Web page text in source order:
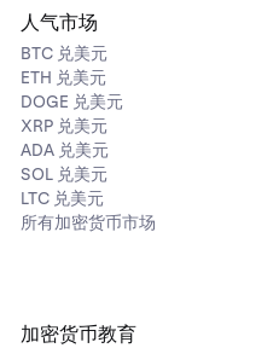
人气市场
BTC 兑美元
ETH 兑美元
DOGE 兑美元
XRP 兑美元
ADA 兑美元
SOL 兑美元
LTC 兑美元
所有加密货币市场
加密货币教育